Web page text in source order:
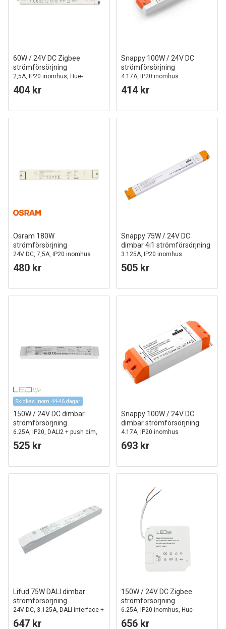
60W / 24V DC Zigbee
strömförsörjning
2,5A, IP20 inomhus, Hue-
kompatibel
404 kr
Snappy 100W / 24V DC
strömförsörjning
4.17A, IP20 inomhus
414 kr
Osram 180W
strömförsörjning
24V DC, 7,5A, IP20 inomhus
480 kr
Snappy 75W / 24V DC
dimbar 4i1 strömförsörjning
3.125A, IP20 inomhus
505 kr
Skickas inom 44-46 dagar
150W / 24V DC dimbar
strömförsörjning
6.25A, IP20, DALI2 + push dim,
flicker free
525 kr
Snappy 100W / 24V DC
dimbar strömförsörjning
4.17A, IP20 inomhus
693 kr
Lifud 75W DALI dimbar
strömförsörjning
24V DC, 3.125A, DALI interface +
push dim, flicker free, IP20
647 kr
150W / 24V DC Zigbee
strömförsörjning
6.25A, IP20 inomhus, Hue-
kompatibel
656 kr